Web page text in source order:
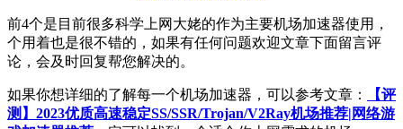
前4个是目前很多科学上网大姥的作为主要机场加速器使用，
个用着也是很不错的，如果有任何问题欢迎文章下面留言评
论，会及时回复帮您解决的。
如果你想详细的了解每一个机场加速器，可以参考文章：
【评
测】2023优质高速稳定SS/SSR/Trojan/V2Ray机场推荐|网络游